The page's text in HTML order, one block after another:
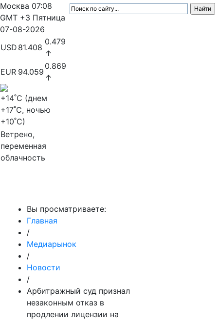
Москва 07:08
GMT +3 Пятница
07-08-2026
USD 81.408
0.479
↑
EUR 94.059
0.869
↑
+14˚C (днем
+17˚C, ночью
+10˚C)
Ветрено,
переменная
облачность
Вы просматриваете:
Главная
/
Медиарынок
/
Новости
/
Арбитражный суд признал
незаконным отказ в
продлении лицензии на